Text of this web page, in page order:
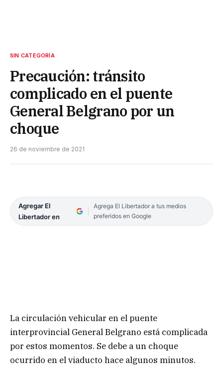
SIN CATEGORÍA
Precaución: tránsito
complicado en el puente
General Belgrano por un
choque
26 de noviembre de 2021
Agregar El
Libertador en
Agrega El Libertador a tus medios
preferidos en Google
La circulación vehicular en el puente
interprovincial General Belgrano está complicada
por estos momentos. Se debe a un choque
ocurrido en el viaducto hace algunos minutos.